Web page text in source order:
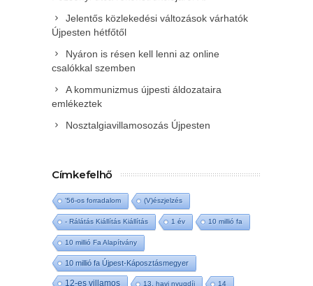
Jelentős közlekedési változások várhatók
Újpesten hétfőtől
Nyáron is résen kell lenni az online
csalókkal szemben
A kommunizmus újpesti áldozataira
emlékeztek
Nosztalgiavillamosozás Újpesten
Címkefelhő
'56-os forradalom (V)észjelzés
- Rálátás Kiállítás Kiállítás 1 év 10 millió fa
10 millió Fa Alapítvány
10 millió fa Újpest-Káposztásmegyer
12-es villamos 13. havi nyugdíj 14